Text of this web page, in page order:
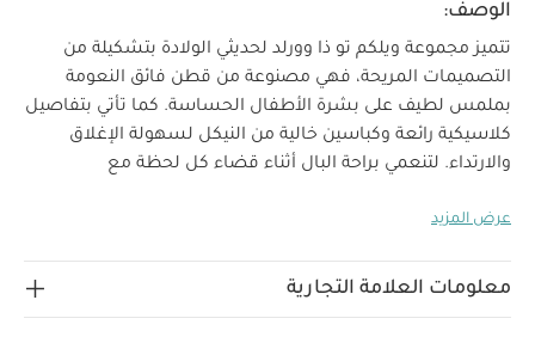
الوصف:
تتميز مجموعة ويلكم تو ذا وورلد لحديثي الولادة بتشكيلة من
التصميمات المريحة، فهي مصنوعة من قطن فائق النعومة
بملمس لطيف على بشرة الأطفال الحساسة. كما تأتي بتفاصيل
كلاسيكية رائعة وكباسين خالية من النيكل لسهولة الإغلاق
والارتداء. لتنعمي براحة البال أثناء قضاء كل لحظة مع
في واحد طويل الأكمام المصنوع من قطن عضوي ناعم، ويأتي
المنتج:
عرض المزيد
معلومات العلامة التجارية